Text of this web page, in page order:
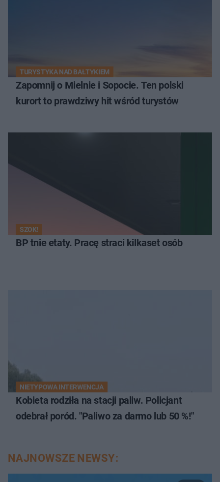
TURYSTYKA NAD BAŁTYKIEM
Zapomnij o Mielnie i Sopocie. Ten polski
kurort to prawdziwy hit wśród turystów
SZOK!
BP tnie etaty. Pracę straci kilkaset osób
NIETYPOWA INTERWENCJA
Kobieta rodziła na stacji paliw. Policjant
odebrał poród. "Paliwo za darmo lub 50 %!"
NAJNOWSZE NEWSY: